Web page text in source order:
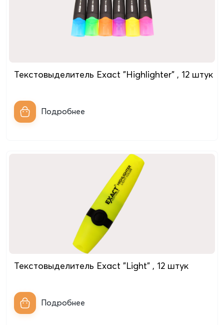
Текстовыделитель Exact "Highlighter" , 12 штук
Подробнее
Текстовыделитель Exact "Light" , 12 штук
Подробнее